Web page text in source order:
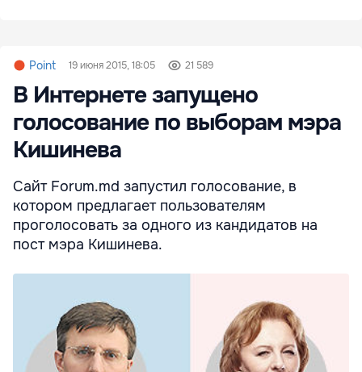
Point 19 июня 2015, 18:05 21 589
В Интернете запущено
голосование по выборам мэра
Кишинева
Сайт Forum.md запустил голосование, в
котором предлагает пользователям
проголосовать за одного из кандидатов на
пост мэра Кишинева.